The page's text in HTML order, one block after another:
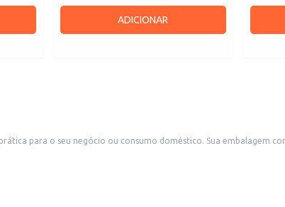
ADICIONAR
para o seu negócio ou consumo doméstico. Sua embalagem